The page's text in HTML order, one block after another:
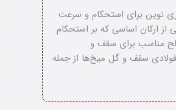
نوین برای استحکام و سرعت
ارکان اساسی که بر استحکام
مناسب برای سقف و
سقف و گل میخ‌ها از جمله